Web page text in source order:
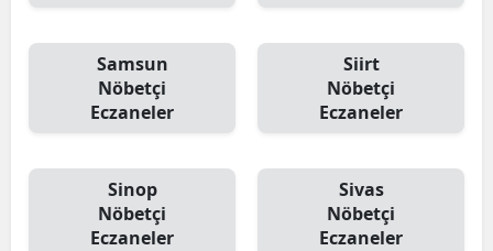
Samsun
Nöbetçi
Eczaneler
Siirt
Nöbetçi
Eczaneler
Sinop
Nöbetçi
Eczaneler
Sivas
Nöbetçi
Eczaneler